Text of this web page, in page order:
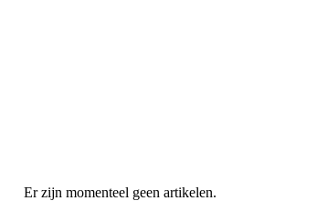
Er zijn momenteel geen artikelen.